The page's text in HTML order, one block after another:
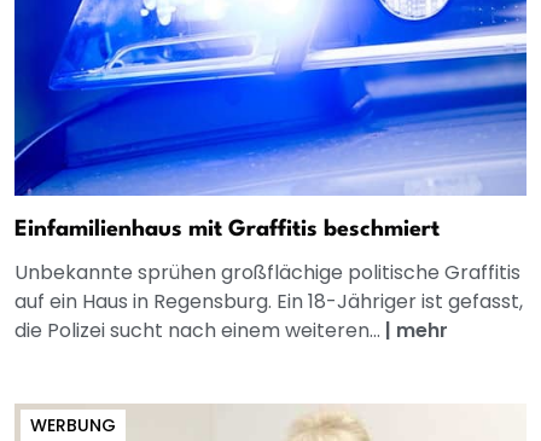
Einfamilienhaus mit Graffitis beschmiert
Unbekannte sprühen großflächige politische Graffitis
auf ein Haus in Regensburg. Ein 18-Jähriger ist gefasst,
die Polizei sucht nach einem weiteren... | mehr
WERBUNG